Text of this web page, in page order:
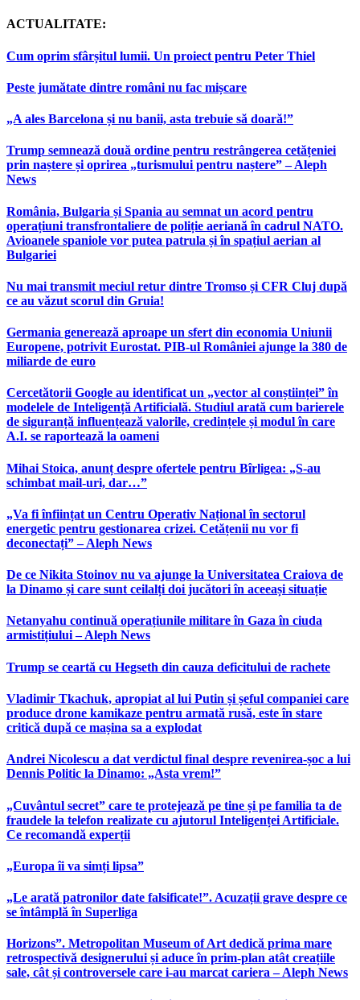
ACTUALITATE:
Cum oprim sfârșitul lumii. Un proiect pentru Peter Thiel
Peste jumătate dintre români nu fac mișcare
„A ales Barcelona și nu banii, asta trebuie să doară!”
Trump semnează două ordine pentru restrângerea cetățeniei
prin naștere și oprirea „turismului pentru naștere” – Aleph
News
România, Bulgaria și Spania au semnat un acord pentru
operațiuni transfrontaliere de poliție aeriană în cadrul NATO.
Avioanele spaniole vor putea patrula și în spațiul aerian al
Bulgariei
Nu mai transmit meciul retur dintre Tromso și CFR Cluj după
ce au văzut scorul din Gruia!
Germania generează aproape un sfert din economia Uniunii
Europene, potrivit Eurostat. PIB-ul României ajunge la 380 de
miliarde de euro
Cercetătorii Google au identificat un „vector al conștiinței” în
modelele de Inteligență Artificială. Studiul arată cum barierele
de siguranță influențează valorile, credințele și modul în care
A.I. se raportează la oameni
Mihai Stoica, anunț despre ofertele pentru Bîrligea: „S-au
schimbat mail-uri, dar…”
„Va fi înființat un Centru Operativ Național în sectorul
energetic pentru gestionarea crizei. Cetățenii nu vor fi
deconectați” – Aleph News
De ce Nikita Stoinov nu va ajunge la Universitatea Craiova de
la Dinamo și care sunt ceilalți doi jucători în aceeași situație
Netanyahu continuă operațiunile militare în Gaza în ciuda
armistițiului – Aleph News
Trump se ceartă cu Hegseth din cauza deficitului de rachete
Vladimir Tkachuk, apropiat al lui Putin și șeful companiei care
produce drone kamikaze pentru armată rusă, este în stare
critică după ce mașina sa a explodat
Andrei Nicolescu a dat verdictul final despre revenirea-șoc a lui
Dennis Politic la Dinamo: „Asta vrem!”
„Cuvântul secret” care te protejează pe tine și pe familia ta de
fraudele la telefon realizate cu ajutorul Inteligenței Artificiale.
Ce recomandă experții
„Europa îi va simți lipsa”
„Le arată patronilor date falsificate!”. Acuzații grave despre ce
se întâmplă în Superliga
Horizons”. Metropolitan Museum of Art dedică prima mare
retrospectivă designerului și aduce în prim-plan atât creațiile
sale, cât și controversele care i-au marcat cariera – Aleph News